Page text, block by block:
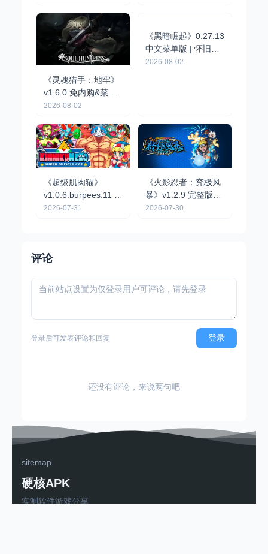
《灵魂猎手：地牢》
v1.6.0 免内购&菜单
版 | 黑暗幻想风动作
2026-08-02
《超级肌肉猫》
v1.0.6.burpees.11 完
整版｜2D横版动作冒
2026-07-31
《火影忍者：究极风
暴》v1.2.9 完整版｜
漫改3D格斗动作手游
2026-07-30
评论
登录后可发表评论和回复 登录
还没有评论，来说两句吧
sitemap
硬核APK
实测软件游戏分享